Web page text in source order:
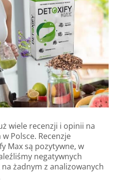
wiele recenzji i opinii na
Polsce. Recenzje
Max są pozytywne, w
negatywnych
żadnym z analizowanych